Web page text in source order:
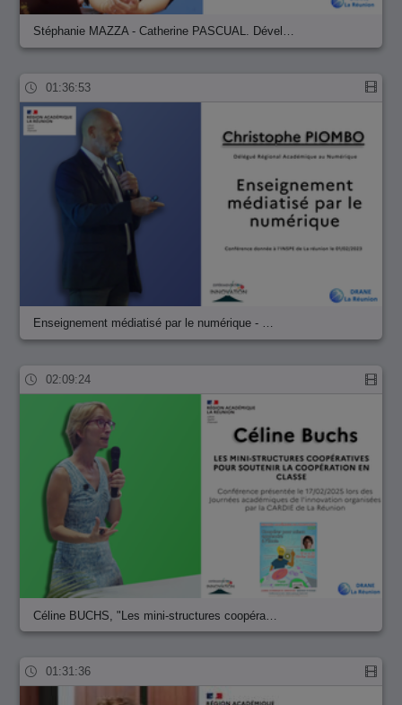
Stéphanie MAZZA - Catherine PASCUAL. Dével…
01:36:53
Enseignement médiatisé par le numérique - …
02:09:24
Céline BUCHS, "Les mini-structures coopéra…
01:31:36